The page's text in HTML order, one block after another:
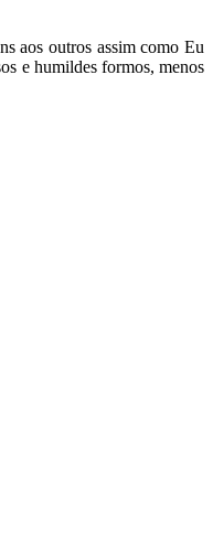
aos outros assim como Eu
e humildes formos, menos